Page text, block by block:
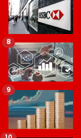
8
9